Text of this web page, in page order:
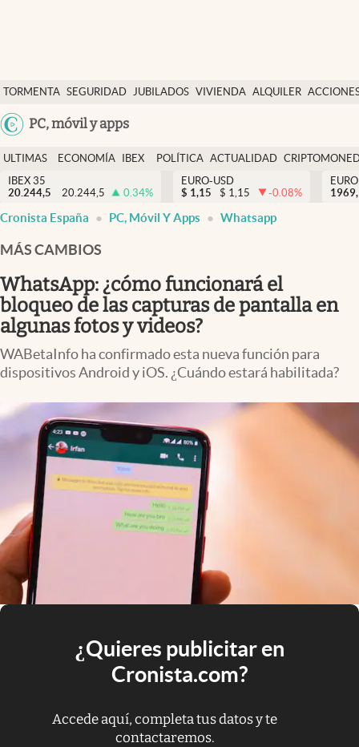
TORMENTA SEGURIDAD JUBILADOS VIVIENDA ALQUILER
PC, móvil y apps
Economía y finanzas
Política
Actualidad
Criptomonedas
España
ULTIMAS
NOTICIAS
ECONOMÍA
FINANZAS
IBEX
EURO
POLÍTICA ACTUALIDAD
IBEX 35
20.244,5
20.244,5 0.34%
EURO-USD
$ 1,15 $ 1,15 -0.08%
Cronista España PC, Móvil Y Apps Whatsapp
MÁS CAMBIOS
WhatsApp: ¿cómo funcionará el
bloqueo de las capturas de pantalla en
algunas fotos y videos?
WABetaInfo ha confirmado esta nueva función para
dispositivos Android y iOS. ¿Cuándo estará habilitada?
¿Quieres publicitar en
Cronista.com?
Accede aquí, completa tus datos y te
contactaremos.